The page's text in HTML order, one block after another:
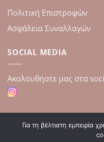
Πολιτική Επιστροφών
Ασφάλεια Συναλλαγών
SOCIAL MEDIA
Aκολουθήστε μας στα
Για τη βέλτιστη εμπειρία